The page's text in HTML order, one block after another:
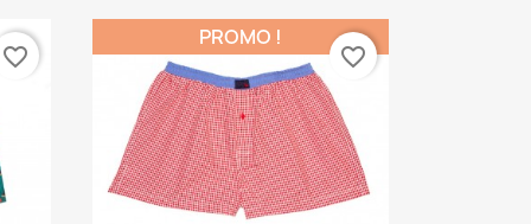
favorite_border
PROMO !
favorite_border